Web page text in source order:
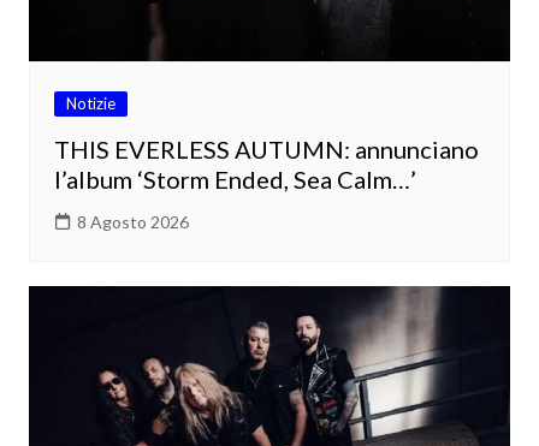
Notizie
THIS EVERLESS AUTUMN: annunciano
l’album ‘Storm Ended, Sea Calm…’
8 Agosto 2026